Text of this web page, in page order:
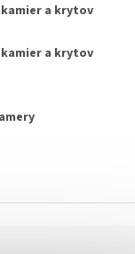
kamier a krytov
kamier a krytov